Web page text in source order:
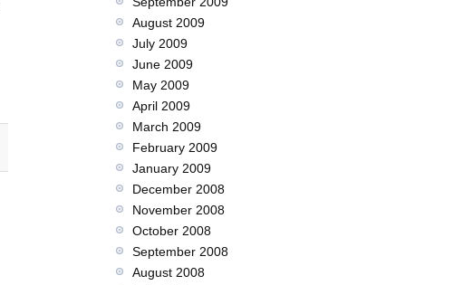
August 2009
July 2009
June 2009
May 2009
April 2009
March 2009
February 2009
January 2009
December 2008
November 2008
October 2008
September 2008
August 2008